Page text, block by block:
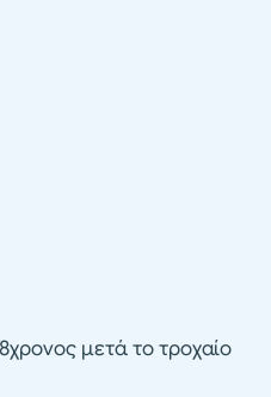
μετά το τροχαίο